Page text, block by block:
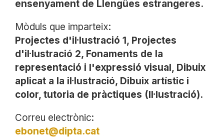
ensenyament de Llengües estrangeres.
Mòduls que imparteix:
Projectes d'il·lustració 1, Projectes
d'il·lustració 2, Fonaments de la
representació i l'expressió visual, Dibuix
aplicat a la il·lustració, Dibuix artístic i
color, tutoria de pràctiques (Il·lustració).
Correu electrònic:
ebonet@dipta.cat